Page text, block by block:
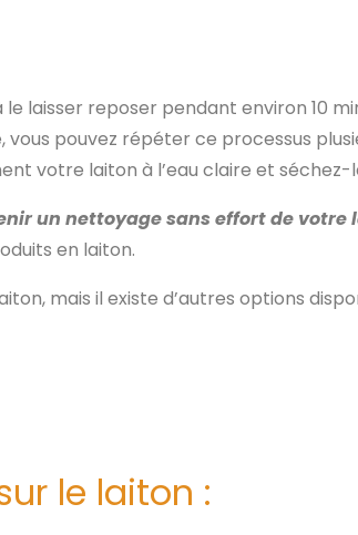
reposer pendant environ 10
pouvez répéter ce processus
votre laiton à l’eau claire et séchez-
un nettoyage sans effort de votre
en laiton.
mais il existe d’autres options
le laiton :